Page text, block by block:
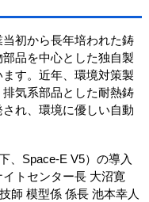
初から長年培われた鋳
品を中心とした独自製
す。近年、環境対策製
気系部品とした耐熱鋳
れ、環境に優しい自動
、Space-E V5）の導入
トセンター長 大沼寛
師 模型係 係長 池本幸人